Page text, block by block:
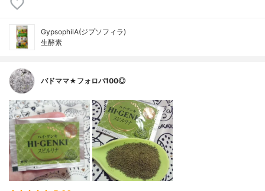
GypsophilA(ジプソフィラ)
生酵素
バドママ★フォロバ100◎